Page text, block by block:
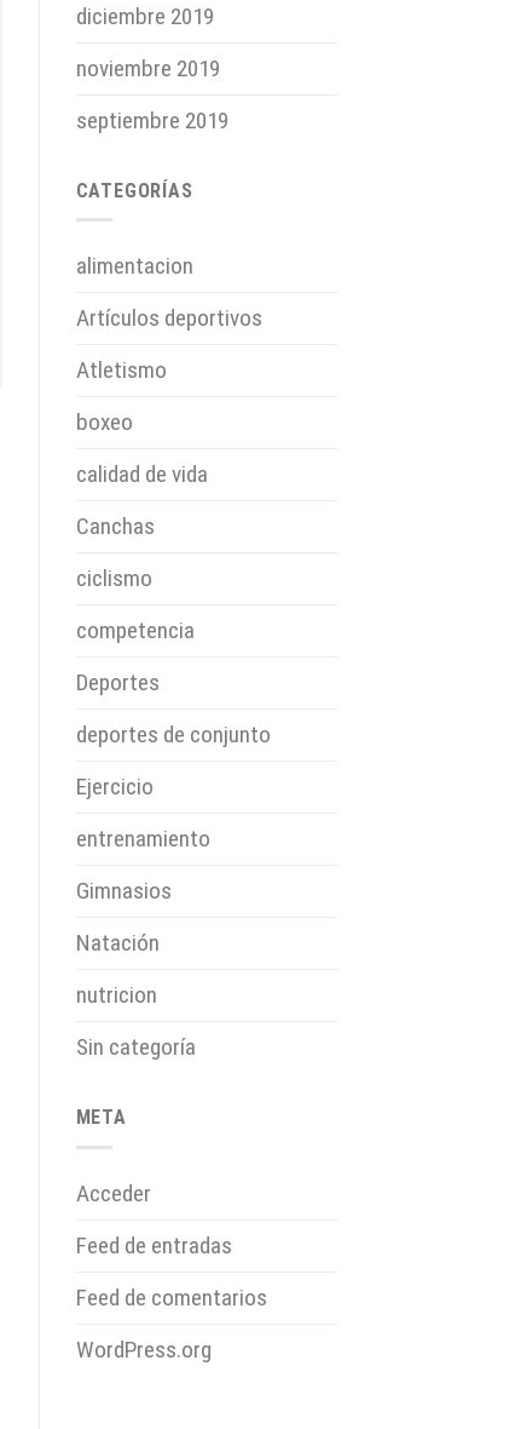
diciembre 2019
noviembre 2019
septiembre 2019
CATEGORÍAS
alimentacion
Artículos deportivos
Atletismo
boxeo
calidad de vida
Canchas
ciclismo
competencia
Deportes
deportes de conjunto
Ejercicio
entrenamiento
Gimnasios
Natación
nutricion
Sin categoría
META
Acceder
Feed de entradas
Feed de comentarios
WordPress.org